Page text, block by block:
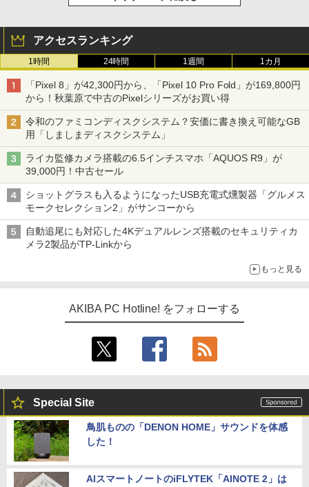
アクセスランキング
1時間 24時間 1週間 1カ月
「Pixel 8」が42,300円から、「Pixel 10 Pro Fold」が169,800円
から！秋葉原で中古のPixelシリーズがお買い得
令和のファミコンディスクシステム？安価に書き換え可能なGB
用「しましまディスクシステム」
ライカ監修カメラ搭載の6.5インチスマホ「AQUOS R9」が
39,000円！中古セール
ショットグラスも入るようになったUSB充電式燻製器「グルメス
モークセレクション2」がサンコーから
自動追尾にも対応した4Kデュアルレンズ搭載のセキュリティカ
メラ2製品がTP-Linkから
もっと見る
AKIBA PC Hotline! をフォローする
Special Site
鳥肌ものの「DENON HOME」サウンドを体感
した！
AIスマートノートのiFLYTEK「AINOTE 2」は